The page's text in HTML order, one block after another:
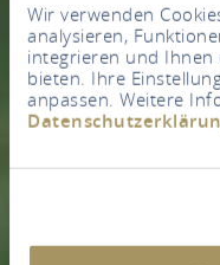
Wir verwenden
analysieren,
integrieren und Ihnen
bieten. Ihre
anpassen. Weitere